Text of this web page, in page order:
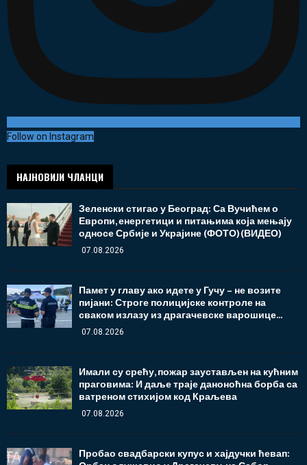
Follow on Instagram
НАЈНОВИЈИ ЧЛАНЦИ
Зеленски стигао у Београд: Са Вучићем о
Европи, енергетици и питањима која мењају
односе Србије и Украјине (ФОТО)(ВИДЕО)
07.08.2026
Памет у главу ако идете у Гучу – не возите
пијани: Строге полицијске контроле на
сваком излазу из драгачевске варошице...
07.08.2026
Имали су срећу, пожар заустављен на кућним
праговима: И даље траје даноноћна борба са
ватреном стихијом код Краљева
07.08.2026
Пробао свадбарски купус и хајдучки ћевап: